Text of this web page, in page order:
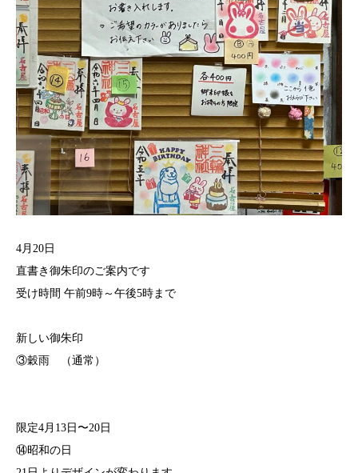
4月20日
直書き御朱印のご案内です
受け時間 午前9時～午後5時まで⁡⁡
新しい御朱印
③穀雨 （通常）
限定4月13日〜20日
⑭昭和の日